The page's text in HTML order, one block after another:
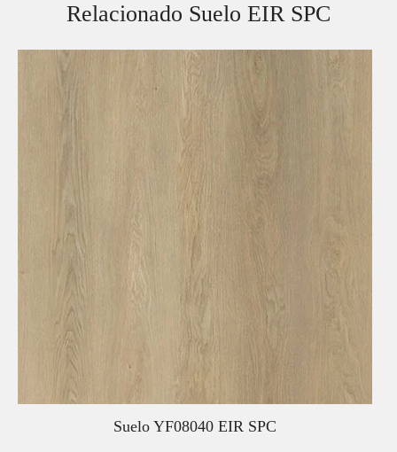
Relacionado Suelo EIR SPC
Suelo YF08040 EIR SPC